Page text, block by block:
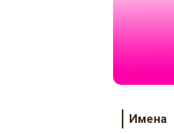
Имена